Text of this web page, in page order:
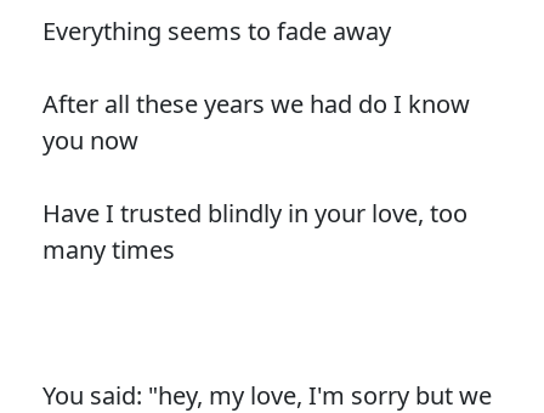
Everything seems to fade away
After all these years we had do I know
you now
Have I trusted blindly in your love, too
many times
You said: "hey, my love, I'm sorry but we